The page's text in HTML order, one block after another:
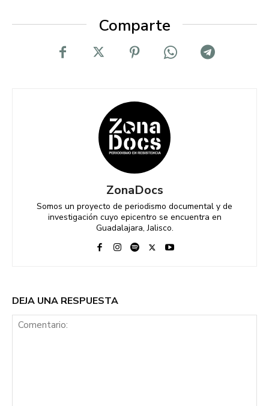
Comparte
ZonaDocs
Somos un proyecto de periodismo documental y de
investigación cuyo epicentro se encuentra en
Guadalajara, Jalisco.
DEJA UNA RESPUESTA